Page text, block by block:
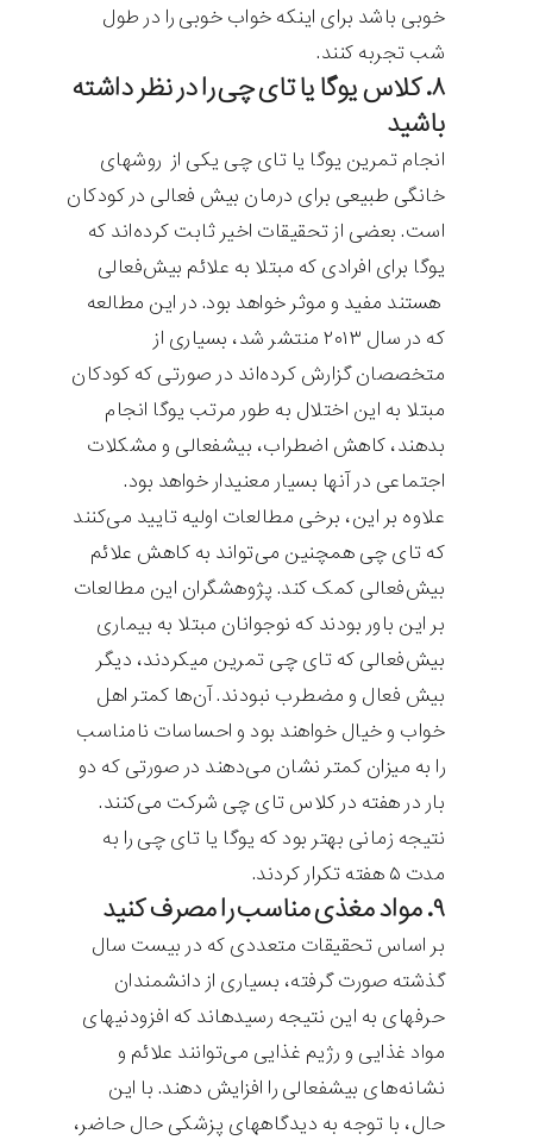
خوبی باشد برای این‎که خواب خوبی را در طول
شب تجربه کنند.
۸. کلاس یوگا یا تای چی را در نظر داشته
باشید
انجام تمرین یوگا یا تای چی یکی از روش‎های
خانگی طبیعی برای درمان بیش فعالی در کودکان
است. بعضی از تحقیقات اخیر ثابت کرده‌اند که
یوگا برای افرادی که مبتلا به علائم بیش‌فعالی
هستند مفید و موثر خواهد بود. در این مطالعه
که در سال ۲۰۱۳ منتشر شد، بسیاری از
متخصصان گزارش کرده‌اند در صورتی که کودکان
مبتلا به این اختلال به طور مرتب یوگا انجام
بدهند، کاهش اضطراب، بیش‎فعالی و مشکلات
اجتماعی در آن‎ها بسیار معنی‎دار خواهد بود.
علاوه بر این، برخی مطالعات اولیه تایید می‌کنند
که تای چی همچنین می‌تواند به کاهش علائم
بیش‌فعالی کمک کند. پژوهشگران این مطالعات
بر این باور بودند که نوجوانان مبتلا به بیماری
بیش‌فعالی که تای چی تمرین می‎کردند، دیگر
بیش فعال و مضطرب نبودند. آن‌ها کم‎تر اهل
خواب و خیال خواهند بود و احساسات نامناسب
را به میزان کم‎تر نشان می‌دهند در صورتی که دو
بار در هفته در کلاس تای چی شرکت می‌کنند.
نتیجه زمانی بهتر بود که یوگا یا تای چی را به
مدت ۵ هفته تکرار کردند.
۹. مواد مغذی مناسب را مصرف کنید
بر اساس تحقیقات متعددی که در بیست سال
گذشته صورت گرفته، بسیاری از دانشمندان
حرفه‎ای به این نتیجه رسیده‎اند که افزودنی‎های
مواد غذایی و رژیم غذایی می‌توانند علائم و
نشانه‌های بیش‎فعالی را افزایش دهند. با این
حال، با توجه به دیدگاه‎های پزشکی حال حاضر،